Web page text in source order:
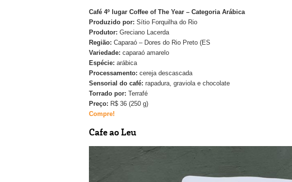
Café 4º lugar Coffee of The Year – Categoria Arábica
Produzido por: Sítio Forquilha do Rio
Produtor: Greciano Lacerda
Região: Caparaó – Dores do Rio Preto (ES
Variedade: caparaó amarelo
Espécie: arábica
Processamento: cereja descascada
Sensorial do café: rapadura, graviola e chocolate
Torrado por: Terrafé
Preço: R$ 36 (250 g)
Compre!
Cafe ao Leu